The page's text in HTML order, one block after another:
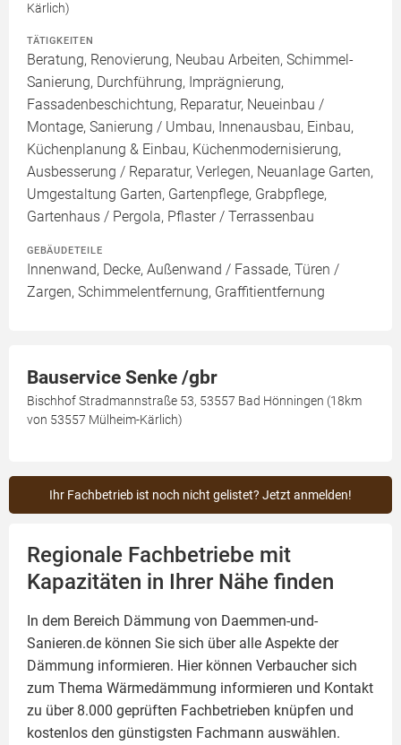
Kärlich)
TÄTIGKEITEN
Beratung, Renovierung, Neubau Arbeiten, Schimmel-
Sanierung, Durchführung, Imprägnierung,
Fassadenbeschichtung, Reparatur, Neueinbau /
Montage, Sanierung / Umbau, Innenausbau, Einbau,
Küchenplanung & Einbau, Küchenmodernisierung,
Ausbesserung / Reparatur, Verlegen, Neuanlage Garten,
Umgestaltung Garten, Gartenpflege, Grabpflege,
Gartenhaus / Pergola, Pflaster / Terrassenbau
GEBÄUDETEILE
Innenwand, Decke, Außenwand / Fassade, Türen /
Zargen, Schimmelentfernung, Graffitientfernung
Bauservice Senke /gbr
Bischhof Stradmannstraße 53, 53557 Bad Hönningen (18km
von 53557 Mülheim-Kärlich)
Ihr Fachbetrieb ist noch nicht gelistet? Jetzt anmelden!
Regionale Fachbetriebe mit
Kapazitäten in Ihrer Nähe finden
In dem Bereich Dämmung von Daemmen-und-
Sanieren.de können Sie sich über alle Aspekte der
Dämmung informieren. Hier können Verbaucher sich
zum Thema Wärmedämmung informieren und Kontakt
zu über 8.000 geprüften Fachbetrieben knüpfen und
kostenlos den günstigsten Fachmann auswählen.